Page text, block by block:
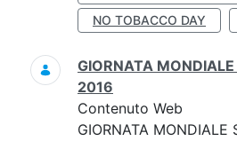
NO TOBACCO DAY
GIORNATA
2016
Contenuto Web
GIORNATA MONDIALE